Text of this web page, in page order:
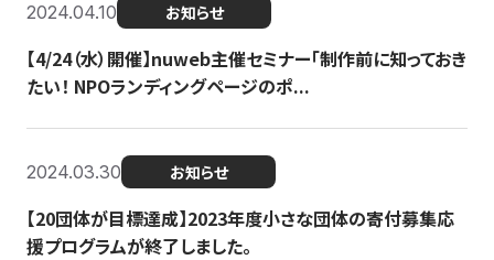
2024.04.10 お知らせ
【4/24（水）開催】nuweb主催セミナー「制作前に知っておき
たい！ NPOランディングページのポ...
2024.03.30 お知らせ
【20団体が目標達成】2023年度小さな団体の寄付募集応
援プログラムが終了しました。